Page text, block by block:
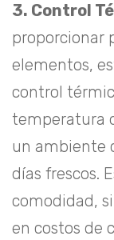
3. Control
proporcionar
elementos,
control
temperatura
un ambiente
días frescos.
comodidad,
en costos de